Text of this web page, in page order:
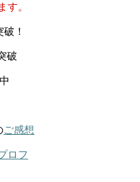
す。
！
破
ご感想
ロフ